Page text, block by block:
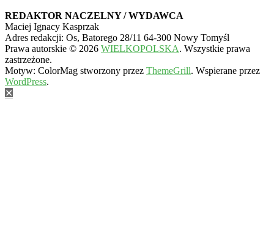
REDAKTOR NACZELNY / WYDAWCA
Maciej Ignacy Kasprzak
Adres redakcji: Os, Batorego 28/11 64-300 Nowy Tomyśl
Prawa autorskie © 2026 WIELKOPOLSKA. Wszystkie prawa
zastrzeżone.
Motyw: ColorMag stworzony przez ThemeGrill. Wspierane przez
WordPress.
✕